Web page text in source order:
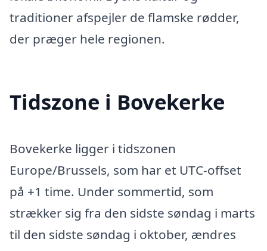
traditioner afspejler de flamske rødder,
der præger hele regionen.
Tidszone i Bovekerke
Bovekerke ligger i tidszonen
Europe/Brussels, som har et UTC-offset
på +1 time. Under sommertid, som
strækker sig fra den sidste søndag i marts
til den sidste søndag i oktober, ændres